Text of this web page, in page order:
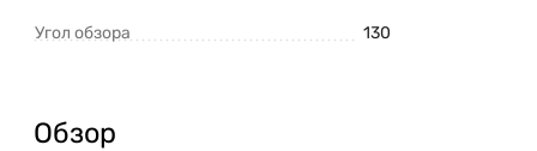
Угол обзора 130
Обзор